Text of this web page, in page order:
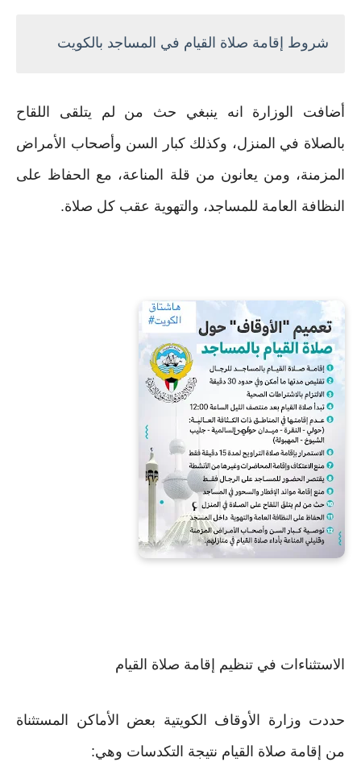
شروط إقامة صلاة القيام في المساجد بالكويت
أضافت الوزارة انه ينبغي حث من لم يتلقى اللقاح
بالصلاة في المنزل، وكذلك كبار السن وأصحاب الأمراض
المزمنة، ومن يعانون من قلة المناعة، مع الحفاظ على
النظافة العامة للمساجد، والتهوية عقب كل صلاة.
الاستثناءات في تنظيم إقامة صلاة القيام
حددت وزارة الأوقاف الكويتية بعض الأماكن المستثناة
من إقامة صلاة القيام نتيجة التكدسات وهي: